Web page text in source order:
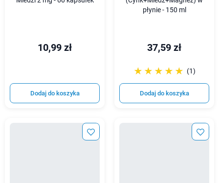
10,99 zł
Dodaj do koszyka
płynie - 150 ml
37,59 zł
☆☆☆☆☆
★★★★★ (1)
Dodaj do koszyka